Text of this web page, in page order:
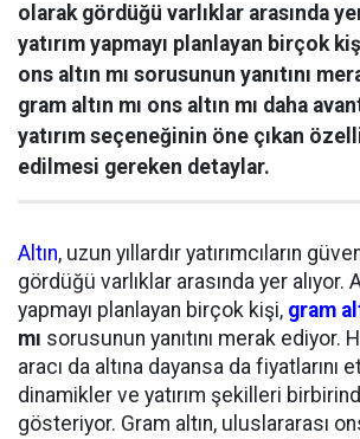
olarak gördüğü varlıklar arasında
yatırım yapmayı planlayan birçok
ons altın mı sorusunun yanıtını
gram altın mı ons altın mı daha
yatırım seçeneğinin öne çıkan
edilmesi gereken detaylar.
Altın, uzun yıllardır yatırımcıların
gördüğü varlıklar arasında yer alıyor.
yapmayı planlayan birçok kişi, gram
mı sorusunun yanıtını merak ediyor.
aracı da altına dayansa da fiyatlarını
dinamikler ve yatırım şekilleri
gösteriyor. Gram altın, uluslararası